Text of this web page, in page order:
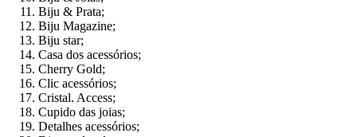
Biju & Prata;
Biju Magazine;
Biju star;
Casa dos acessórios;
Cherry Gold;
Clic acessórios;
Cristal. Access;
Cupido das joias;
Detalhes acessórios;